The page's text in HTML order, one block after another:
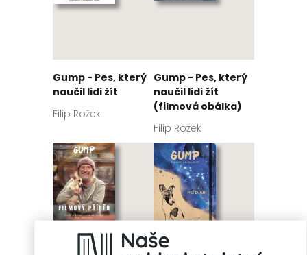
Gump - Pes, který
naučil lidi žít
Filip Rožek
Gump - Pes, který
naučil lidi žít
(filmová obálka)
Filip Rožek